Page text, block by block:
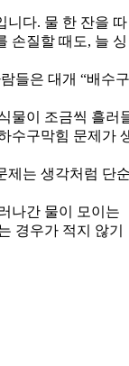
니다. 물 한 잔을 따
손질할 때도, 늘 싱
들은 대개 “배수
물이 조금씩 흘러
수구막힘 문제가
제는 생각처럼 단
나간 물이 모이는
경우가 적지 않기